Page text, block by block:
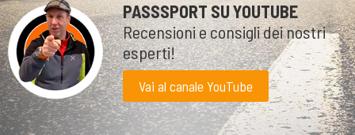
PASSSPORT SU YOUTUBE
Recensioni e consigli dei nostri
esperti!
Vai al canale YouTube